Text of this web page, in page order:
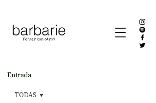
Entrada
TODAS